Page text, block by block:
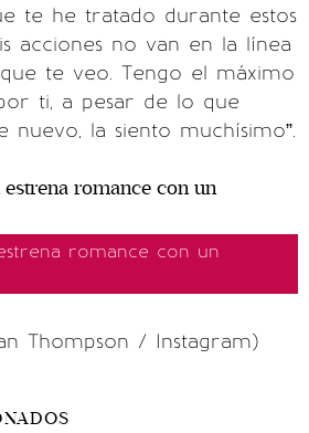
te he tratado durante estos
acciones no van en la línea
te veo. Tengo el máximo
ti, a pesar de lo que
nuevo, la siento muchísimo”.
romance con un
Thompson / Instagram)